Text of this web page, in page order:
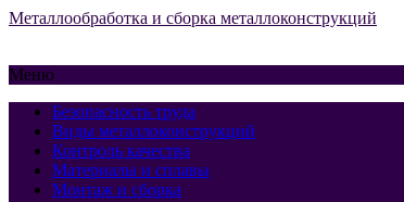
Металлообработка и сборка металлоконструкций
Меню
Безопасность труда
Виды металлоконструкций
Контроль качества
Материалы и сплавы
Монтаж и сборка